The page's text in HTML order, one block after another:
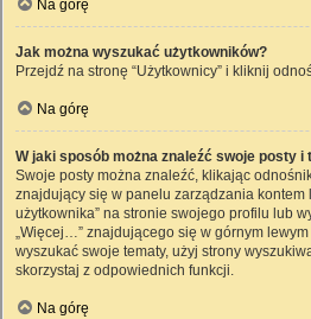
Na górę
Jak można wyszukać użytkowników?
Przejdź na stronę “Użytkownicy” i kliknij
Na górę
W jaki sposób można znaleźć swoje posty i
Swoje posty można znaleźć, klikając
znajdujący się w panelu zarządzania kontem
użytkownika” na stronie swojego profilu lub
„Więcej…” znajdującego się w górnym
wyszukać swoje tematy, użyj strony
skorzystaj z odpowiednich funkcji.
Na górę